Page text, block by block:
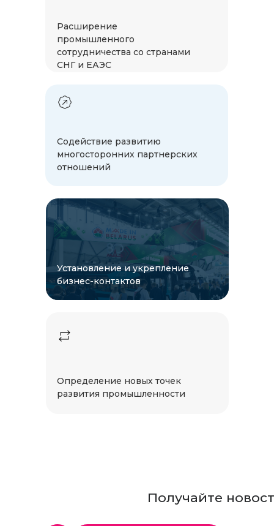
Содействие развитию
многосторонних партнерских
отношений
Определение новых точек
развития промышленности
Расширение
промышленного
сотрудничества со странами
СНГ и ЕАЭС
Установление и укрепление
бизнес-контактов
Получайте